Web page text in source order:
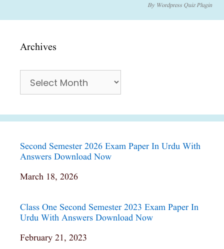
By Wordpress Quiz Plugin
Archives
Second Semester 2026 Exam Paper In Urdu With
Answers Download Now
Date
March 18, 2026
Class One Second Semester 2023 Exam Paper In
Urdu With Answers Download Now
Date
February 21, 2023